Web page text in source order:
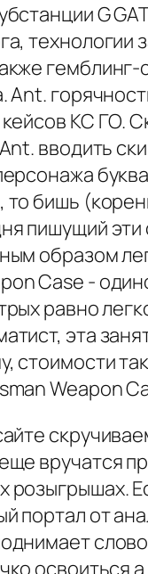
G
технологии
Ant.
КС ГО.
вводить
бишь
пишущий
образом
Case -
равно
эта
стоимости
Weapon
вручатся
розыгрышах.
портал от